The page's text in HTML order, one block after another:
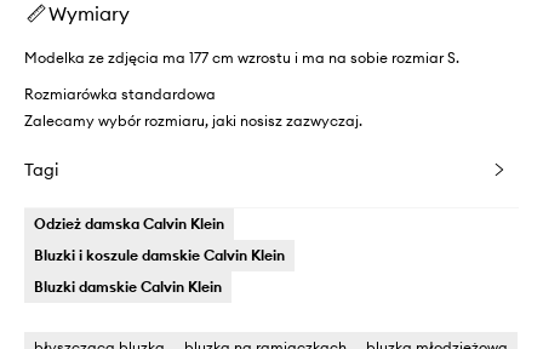
Wymiary
Modelka ze zdjęcia ma 177 cm wzrostu i ma na sobie rozmiar S.
Rozmiarówka standardowa
Zalecamy wybór rozmiaru, jaki nosisz zazwyczaj.
Tagi
Odzież damska Calvin Klein
Bluzki i koszule damskie Calvin Klein
Bluzki damskie Calvin Klein